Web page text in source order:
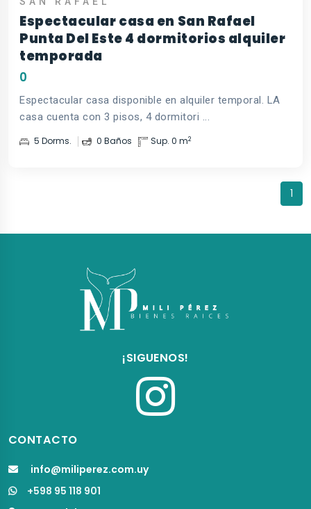
Espectacular casa en San Rafael
Punta Del Este 4 dormitorios alquiler
temporada
0
Espectacular casa disponible en alquiler temporal. LA
casa cuenta con 3 pisos, 4 dormitori ...
5 Dorms. 0 Baños Sup. 0 m2
1
¡SIGUENOS!
CONTACTO
info@miliperez.com.uy
+598 95 118 901